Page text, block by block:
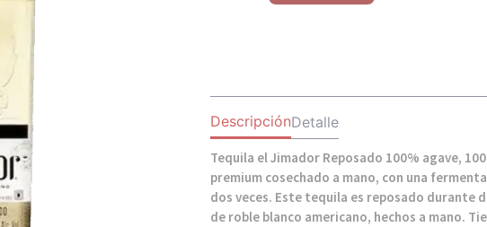
DescripciónDetalle
Tequila el Jimador Reposado 100% agave,
premium cosechado a mano, con una
dos veces. Este tequila es reposado durante
de roble blanco americano, hechos a mano.